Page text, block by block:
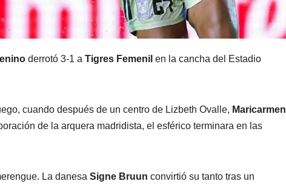
derrotó 3-1 a Tigres Femenil en la cancha del Estadio
cuando después de un centro de Lizbeth Ovalle, Maricarmen
de la arquera madridista, el esférico terminara en las
La danesa Signe Bruun convirtió su tanto tras un